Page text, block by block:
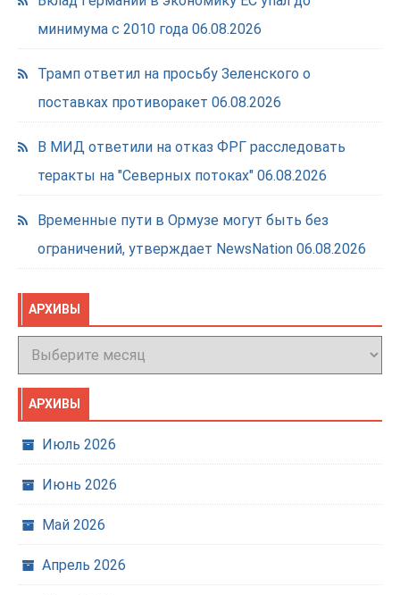
минимума с 2010 года 06.08.2026
Трамп ответил на просьбу Зеленского о
поставках противоракет 06.08.2026
В МИД ответили на отказ ФРГ расследовать
теракты на "Северных потоках" 06.08.2026
Временные пути в Ормузе могут быть без
ограничений, утверждает NewsNation 06.08.2026
АРХИВЫ
Архивы
АРХИВЫ
Июль 2026
Июнь 2026
Май 2026
Апрель 2026